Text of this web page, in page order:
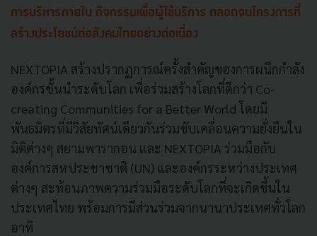
การบริหารภายใน กิจกรรมเพื่อผู้ใช้บริการ ตลอดจนโครงการที่
สร้างประโยชน์ต่อสังคมไทยอย่างต่อเนื่อง
NEXTOPIA สร้างปรากฏการณ์ครั้งสำคัญของการผนึกกำลัง
องค์กรชั้นนำระดับโลก เพื่อร่วมสร้างโลกที่ดีกว่า Co-
creating Communities for a Better World โดยมี
พันธมิตรที่มีวิสัยทัศน์เดียวกันร่วมขับเคลื่อนความยั่งยืนใน
มิติต่างๆ สยามพารากอน และ NEXTOPIA ร่วมมือกับ
องค์การสหประชาชาติ (UN) และองค์กรระหว่างประเทศ
ต่างๆ สะท้อนภาพความร่วมมือระดับโลกที่จะเกิดขึ้นใน
ประเทศไทย พร้อมการมีส่วนร่วมจากนานาประเทศทั่วโลก
อาทิ